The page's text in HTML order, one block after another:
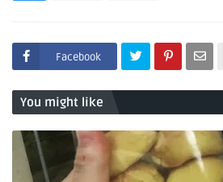
Facebook
You might like